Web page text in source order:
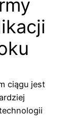
ciągu jest